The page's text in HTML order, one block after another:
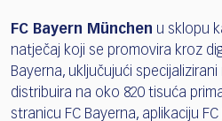
FC Bayern München u sklopu
natječaj koji se promovira kroz
Bayerna, uključujući
distribuira na oko 820 tisuća
stranicu FC Bayerna, aplikaciju